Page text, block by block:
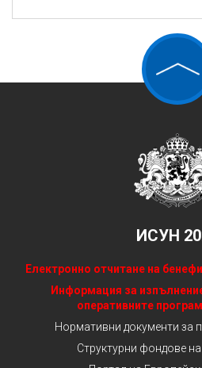
ИСУН
Електронно отчитане на
Информация за
оперативните
Нормативни документи за
Структурни фондове